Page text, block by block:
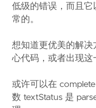
低级的错误，而且它
常的。
想知道更优美的解
心代码，或者出现这
或许可以在
数 textStatus 是